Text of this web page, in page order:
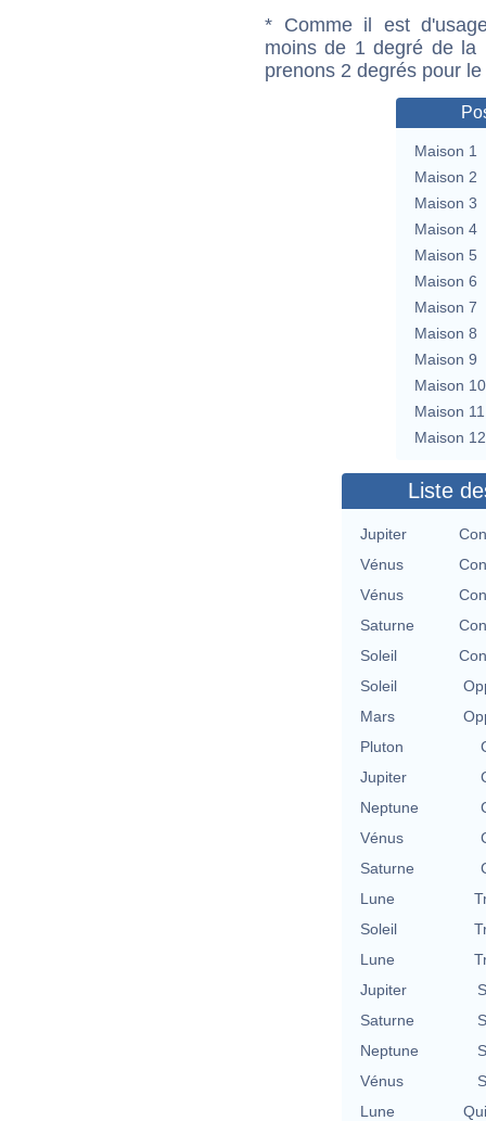
* Comme il est
moins de 1 degré de la
prenons 2 degrés pour
Maison 1
Maison 2
Maison 3
Maison 4
Maison 5
Maison 6
Maison 7
Maison 8
Maison 9
Maison 10
Maison 11
Maison 12
Liste
Jupiter
Vénus
Vénus
Saturne
Soleil
Soleil
Mars
Pluton
Jupiter
Neptune
Vénus
Saturne
Lune
Soleil
Lune
Jupiter
Saturne
Neptune
Vénus
Lune